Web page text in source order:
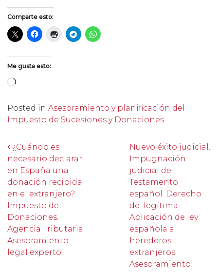
Comparte esto:
Me gusta esto:
Cargando...
Posted in Asesoramiento y planificación del
Impuesto de Sucesiones y Donaciones.
Post navigation
¿Cuándo es
necesario declarar
en España una
donación recibida
en el extranjero?.
Impuesto de
Donaciones.
Agencia Tributaria.
Asesoramiento
legal experto.
Nuevo éxito judicial.
Impugnación
judicial de
Testamento
español. Derecho
de legítima.
Aplicación de ley
española a
herederos
extranjeros.
Asesoramiento